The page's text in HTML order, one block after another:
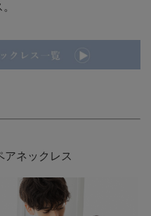
アネックレス